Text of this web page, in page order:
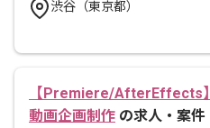
渋谷（東京都）
【Premiere/AfterEffects】
動画企画制作 の求人・案件